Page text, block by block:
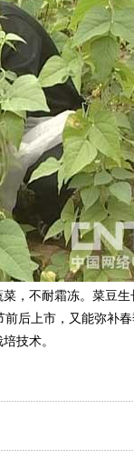
不耐霜冻。菜豆生
后上市，又能弥补
技术。